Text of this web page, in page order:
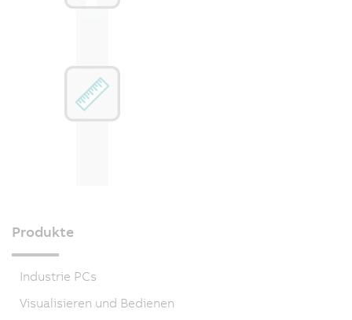
Produkte
Industrie PCs
Visualisieren und Bedienen